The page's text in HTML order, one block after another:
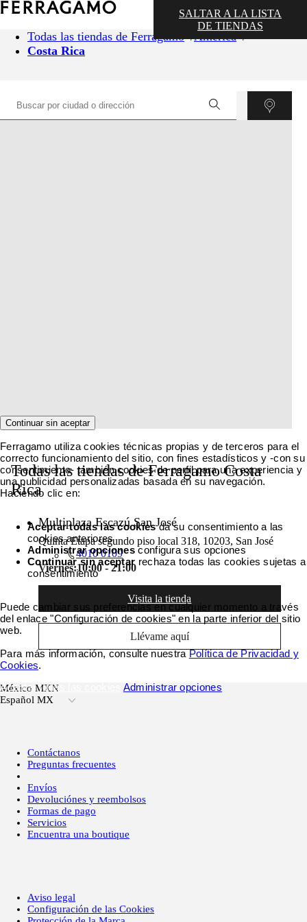
Todas las tiendas de Ferragamo
América
Costa Rica
SALTAR A LA LISTA
DE TIENDAS
CARTO
Todas las tiendas de Ferragamo Costa
Rica
Multiplaza Escazú San José
Quinta Etapa segundo piso local 318, 10203, San José
4010 0109
Viernes:10:00 - 21:00
Visita la tienda
Llévame aquí
México MXN
Español MX
Contáctanos
Preguntas frecuentes
Envíos
Devoluciónes y reembolsos
Formas de pago
Servicios
Encuentra una boutique
Aviso legal
Configuración de las Cookies
Continuar sin aceptar
Ferragamo utiliza cookies técnicas propias y de terceros para el
correcto funcionamiento del sitio, con fines estadísticos y -con su
consentimiento- también cookies de perfil para una experiencia y
una publicidad personalizadas basada en su navegación.
Haciendo clic en:
Aceptar todas las cookiesda su consentimiento a las
cookies anteriores
Administrar opcionesconfigura sus opciones
Continuar sin aceptar rechaza todas las cookies sujetas a
consentimiento
Puede cambiar sus preferencias en cualquier momento a través
del enlace "Configuración de cookies" en la parte inferior del sitio
web.
Para más información, consulte nuestraPolítica de Privacidad y
Cookies.
Aceptar todas las cookies
Administrar opciones